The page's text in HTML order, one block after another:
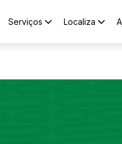
Serviços Localiza